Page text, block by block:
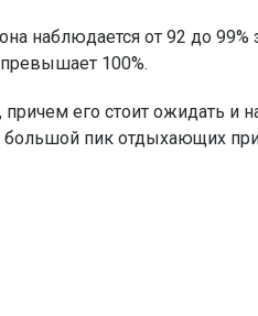
наблюдается от 92 до 99%
100%.
его стоит ожидать и
пик отдыхающих